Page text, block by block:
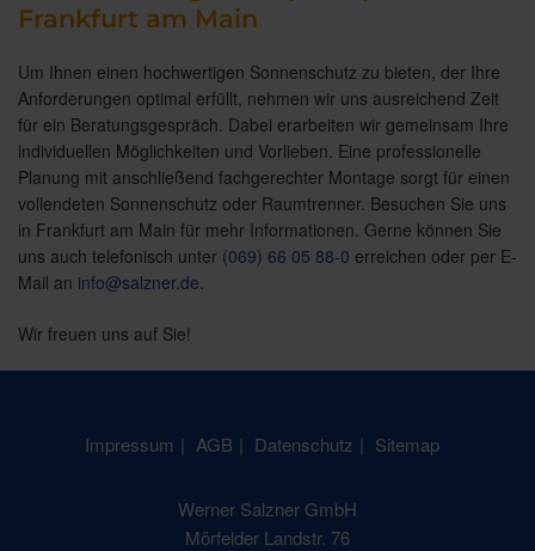
Frankfurt am Main
Um Ihnen einen hochwertigen Sonnenschutz zu bieten, der Ihre
Anforderungen optimal erfüllt, nehmen wir uns ausreichend Zeit
für ein Beratungsgespräch. Dabei erarbeiten wir gemeinsam Ihre
individuellen Möglichkeiten und Vorlieben. Eine professionelle
Planung mit anschließend fachgerechter Montage sorgt für einen
vollendeten Sonnenschutz oder Raumtrenner. Besuchen Sie uns
in Frankfurt am Main für mehr Informationen. Gerne können Sie
uns auch telefonisch unter (069) 66 05 88-0 erreichen oder per E-
Mail an info@salzner.de.
Wir freuen uns auf Sie!
Impressum AGB Datenschutz Sitemap
Werner Salzner GmbH
Mörfelder Landstr. 76